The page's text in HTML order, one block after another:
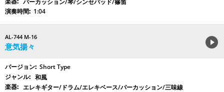
パーカッション/琴/シンセパッド/篠笛
1:04
AL-744 M-16
意気揚々
Short Type
和風
エレキギター/ドラム/エレキベース/パーカッション/三味線